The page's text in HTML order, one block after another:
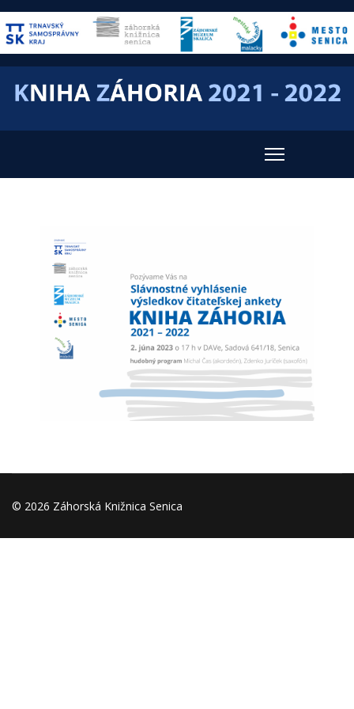
© 2026 Záhorská Knižnica Senica